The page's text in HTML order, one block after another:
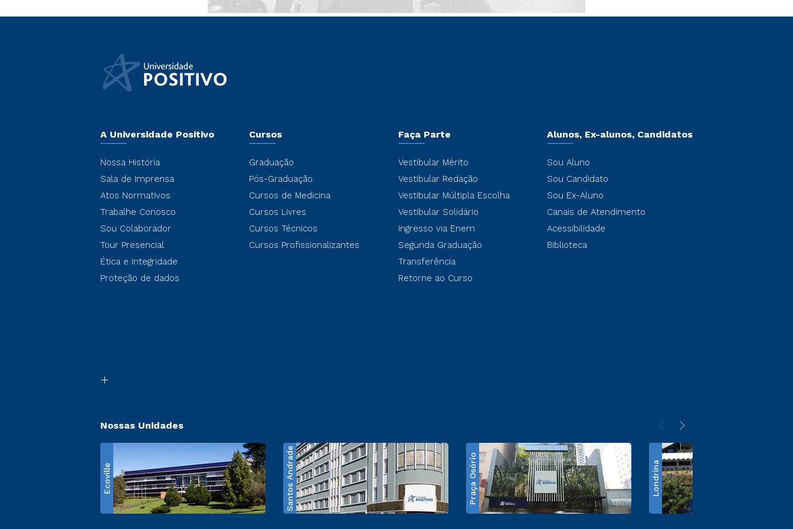
A Universidade Positivo
Nossa História
Sala de Imprensa
Atos Normativos
Trabalhe Conosco
Sou Colaborador
Tour Presencial
Ética e Integridade
Proteção de dados
Cursos
Graduação
Pós-Graduação
Cursos de Medicina
Cursos Livres
Cursos Técnicos
Cursos Profissionalizantes
Faça Parte
Vestibular Mérito
Vestibular Redação
Vestibular Múltipla Escolha
Vestibular Solidário
Ingresso via Enem
Segunda Graduação
Transferência
Retorne ao Curso
Alunos, Ex-alunos, Candidatos
Sou Aluno
Sou Candidato
Sou Ex-Aluno
Canais de Atendimento
Acessibilidade
Biblioteca
Nossas Unidades
Ecoville Santos Andrade Praça Osório Londrina